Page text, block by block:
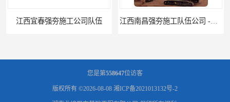
江西南昌强夯施工队伍公司 -湖南业峻强夯基础工程 江西新余强夯施工队伍公司 —业峻强夯基础工程
您是第558647位访客
版权所有 ©2026-08-08 湘ICP备2021013132号-2